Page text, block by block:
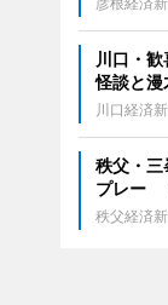
川口・
怪談と漫
川口経済
秩父・三
プレー
秩父経済